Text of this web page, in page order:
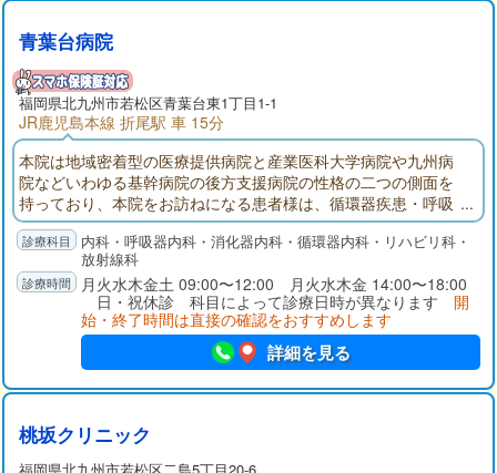
青葉台病院
福岡県北九州市若松区青葉台東1丁目1-1
JR鹿児島本線 折尾駅 車 15分
本院は地域密着型の医療提供病院と産業医科大学病院や九州病
院などいわゆる基幹病院の後方支援病院の性格の二つの側面を
持っており、本院をお訪ねになる患者様は、循環器疾患・呼吸
器疾患・消化器疾患・脳血管障害・悪性腫瘍・代謝性疾患・内
分泌疾患など多岐にわたります。医師・看護師・薬剤師・放射
線技師・臨床検査技師・栄養師・調理スタッフ・事務系スタッ
フ全員で快適で適切な医療を提供できるように努力邁進いたし
内科・呼吸器内科・消化器内科・循環器内科・リハビリ科・
放射線科
月火水木金土 09:00〜12:00 月火水木金 14:00〜18:00
日・祝休診 科目によって診療日時が異なります 開
始・終了時間は直接の確認をおすすめします
詳細を見る
桃坂クリニック